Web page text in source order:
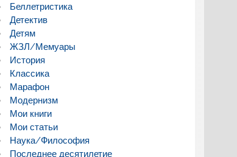
Беллетристика
Детектив
Детям
ЖЗЛ/Мемуары
История
Классика
Марафон
Модернизм
Мои книги
Мои статьи
Наука/Философия
Последнее десятилетие